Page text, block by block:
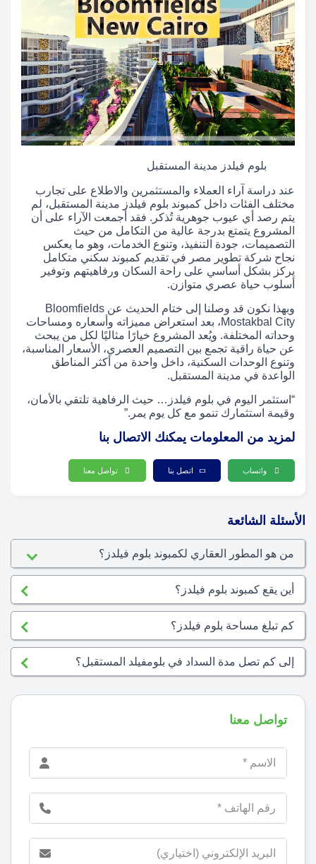
بلوم فيلدز مدينة المستقبل
عند دراسة آراء العملاء والمستثمرين والاطلاع على تجارب
مختلف الفئات داخل كمبوند بلوم فيلدز مدينة المستقبل، لم
يتم رصد أي عيوب جوهرية تُذكر. فقد أجمعت الآراء على أن
المشروع يتمتع بدرجة عالية من التكامل من حيث
التصميمات، جودة التنفيذ، وتنوع الخدمات، وهو ما يعكس
نجاح شركة تطوير مصر في تقديم كمبوند سكني متكامل
يركز بشكل أساسي على راحة السكان ورفاهيتهم وتوفير
أسلوب حياة عصري متوازن.
وبهذا نكون قد وصلنا إلى ختام الحديث عن Bloomfields
Mostakbal City، بعد استعراض مميزاته وأسعاره ومساحات
وحداته المختلفة. ويُعد المشروع خيارًا مثاليًا لكل من يبحث
عن حياة راقية تجمع بين التصميم العصري، الأسعار المناسبة،
وتنوع الوحدات السكنية، داخل واحدة من أكثر المناطق
الواعدة في مدينة المستقبل.
“استثمر اليوم في بلوم فيلدز… حيث الرفاهية تلتقي بالأمان،
وقيمة استثمارك تنمو مع كل يوم يمر.”
لمزيد من المعلومات يمكنك الاتصال بنا
واتساب اتصل بنا تواصل معنا
الأسئلة الشائعة
من هو المطور العقاري لكمبوند بلوم فيلدز؟
أين يقع كمبوند بلوم فيلدز؟
كم تبلغ مساحة بلوم فيلدز؟
إلى كم تصل مدة السداد في بلومفيلد المستقبل؟
تواصل معنا